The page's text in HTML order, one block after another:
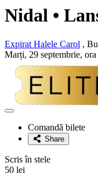
Nidal •
Expirat Halele Carol ,
Marți, 29 septembrie,
Adaugă
favoriteComandă bilete
Share
Scris în stele
50 lei